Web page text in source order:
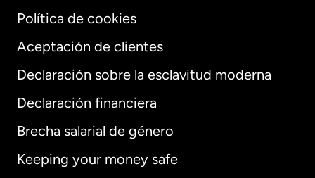
Política de cookies
Aceptación de clientes
Declaración sobre la esclavitud moderna
Declaración financiera
Brecha salarial de género
Keeping your money safe
Internacional English
Alemania